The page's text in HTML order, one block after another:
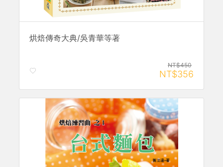
烘焙傳奇大典/吳青華等著
NT$450
NT$356